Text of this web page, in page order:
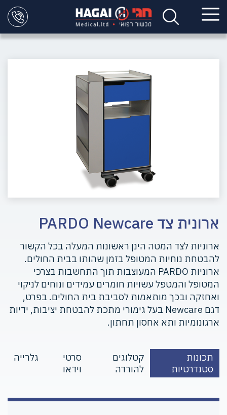
ארונית צד PARDO Newcare
ארוניות לצד המטה הינן ראשונות המעלה בכל הקשור
להבטחת נוחיות המטופל בזמן שהותו בבית החולים.
ארוניות PARDO המעוצבות תוך התחשבות בצרכי
המטופל והמטפל עשויות חומרים עמידים ונוחים לניקוי
ואחזקה ובכך מותאמות לסביבת בית החולים. בפרט,
דגם Newcare בעל גימורי מתכת להבטחת יציבות, ידיות
ארגונומיות ותא אחסון תחתון.
תכונות
סטנדרטיות
קטלוגים
להורדה
סרטי
וידאו
גלרייה